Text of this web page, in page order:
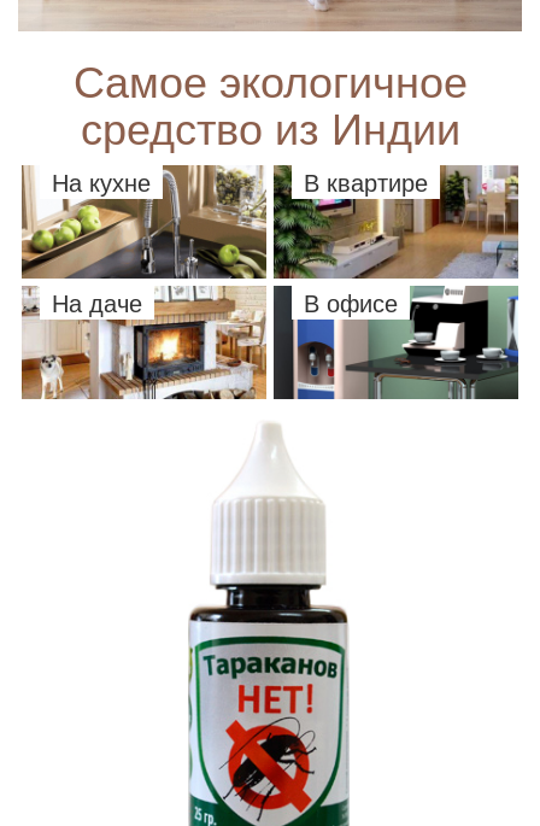
Самое экологичное
средство из Индии
На кухне В квартире
На даче В офисе